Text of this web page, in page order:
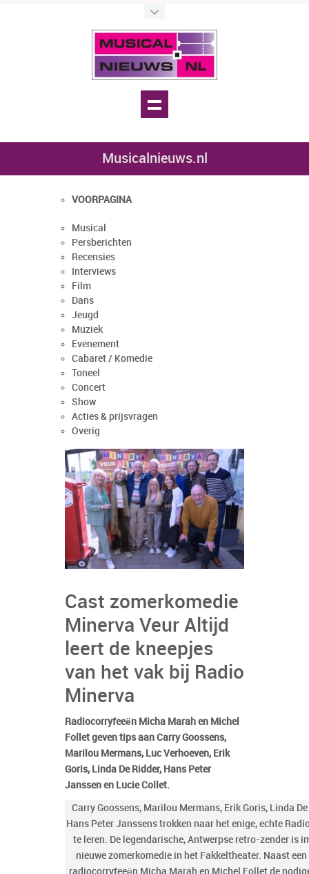
Musicalnieuws.nl
VOORPAGINA
Musical
Persberichten
Recensies
Interviews
Film
Dans
Jeugd
Muziek
Evenement
Cabaret / Komedie
Toneel
Concert
Show
Acties & prijsvragen
Overig
Cast zomerkomedie
Minerva Veur Altijd
leert de kneepjes
van het vak bij Radio
Minerva
Radiocorryfeeën Micha Marah en Michel
Follet geven tips aan Carry Goossens,
Marilou Mermans, Luc Verhoeven, Erik
Goris, Linda De Ridder, Hans Peter
Janssen en Lucie Collet.
Carry Goossens, Marilou Mermans, Erik Goris, Linda
Hans Peter Janssens trokken naar het enige, echte
te leren. De legendarische, Antwerpse retro-zender is
nieuwe zomerkomedie in het Fakkeltheater. Naast
radiocorryfeeën Micha Marah en Michel Follet de